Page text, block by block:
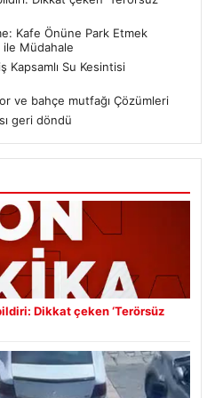
Kafe Önüne Park Etmek
Müdahale
Kapsamlı Su Kesintisi
ve bahçe mutfağı Çözümleri
geri döndü
Dikkat çeken ‘Terörsüz